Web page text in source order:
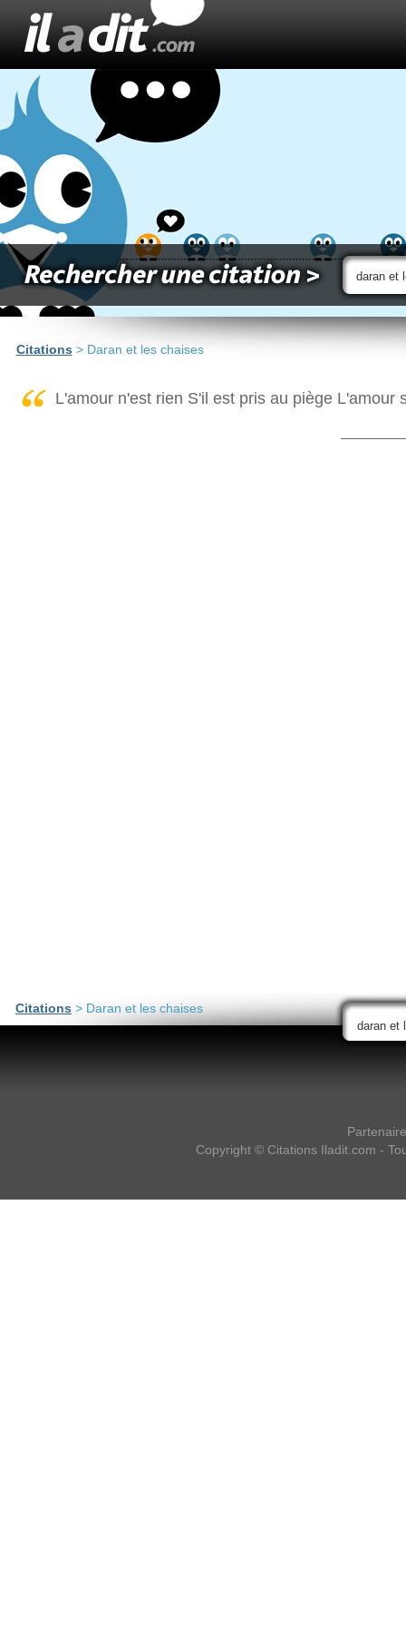
Citations > Daran et les chaises
L'amour n'est rien S'il est pris au piège L'amour
Citations > Daran et les chaises
Copyright © Citations Iladit.com -